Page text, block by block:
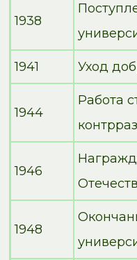
1938
1941 Уход
1944
Работа
1946
1948